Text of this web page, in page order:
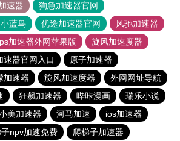
速器
狗急加速器官网
小蓝鸟 优途加速器官网
风驰加速器
加速器外网苹果版
旋风加速度器
速器官网入口
原子加速器
加速器 旋风加速度器
外网网址导航
狂飙加速器 哔咔漫画
瑞乐小说
美加速器 河马加速
ios加速器
npv加速免费
爬梯子加速器